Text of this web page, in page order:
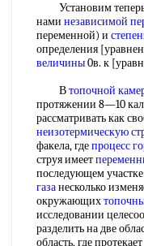
Установим
нами независимой
переменной) и
определения
величины0в. к
Втопочной
протяжении 8—10
рассматривать как
неизотермическую
факела, гдепроцесс
струя имеет
последующем
газанесколько
окружающих
исследовании
разделить на две
область, где